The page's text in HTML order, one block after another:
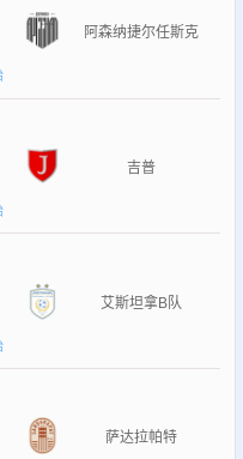
阿森纳捷尔任斯克
吉普
艾斯坦拿B队
萨达拉帕特